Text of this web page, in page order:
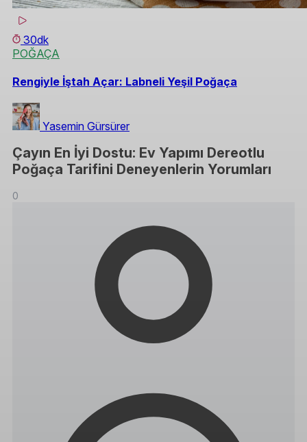
30dk
POĞAÇA
Rengiyle İştah Açar: Labneli Yeşil Poğaça
Yasemin Gürsürer
Çayın En İyi Dostu: Ev Yapımı Dereotlu
Poğaça Tarifini Deneyenlerin Yorumları
0